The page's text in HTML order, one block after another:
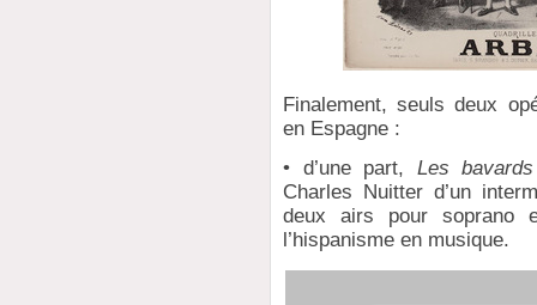
Finalement, seuls deux
en Espagne :
• d’une part, Les bavards
Charles Nuitter d’un
deux airs pour soprano
l’hispanisme en musique.